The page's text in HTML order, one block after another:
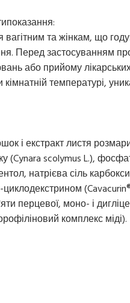
та жінкам, що
Перед застосуванням
або прийому
кімнатній температурі,
і екстракт листя
(Cynara scolymus L.),
натрієва сіль
перцевої, моно- і
комплекс міді).